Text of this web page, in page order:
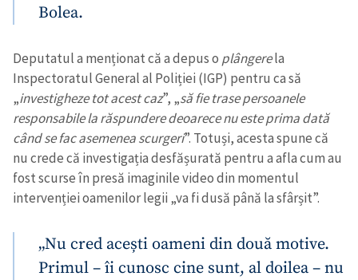
Bolea.
Deputatul a menționat că a depus o plângerela
Inspectoratul General al Poliției (IGP) pentru ca să
„investigheze tot acest caz”, „să fie trase persoanele
responsabile la răspundere deoarece nu este prima dată
când se fac asemenea scurgeri”. Totuși, acesta spune că
nu crede că investigația desfășurată pentru a afla cum au
fost scurse în presă imaginile video din momentul
intervenției oamenilor legii „va fi dusă până la sfârșit”.
„Nu cred acești oameni din două motive.
Primul – îi cunosc cine sunt, al doilea – nu